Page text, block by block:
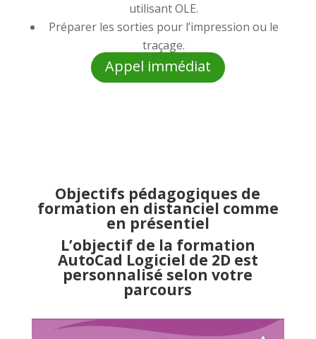
utilisant OLE.
Préparer les sorties pour l’impression ou le
traçage.
Appel immédiat
Objectifs pédagogiques de
formation en distanciel comme
en présentiel
L’objectif de la formation
AutoCad Logiciel de 2D est
personnalisé selon votre
parcours